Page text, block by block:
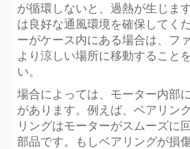
が循環しないと、過熱が生じま
は良好な通風環境を確保してく
ーがケース内にある場合は、フ
より涼しい場所に移動すること
い。
場合によっては、モーター内部
があります。例えば、ベアリン
リングはモーターがスムーズに
部品です。もしベアリングが損